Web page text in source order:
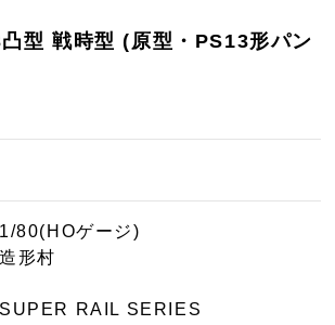
凸型 戦時型 (原型・PS13形パン
1/80(HOゲージ)
造形村
SUPER RAIL SERIES